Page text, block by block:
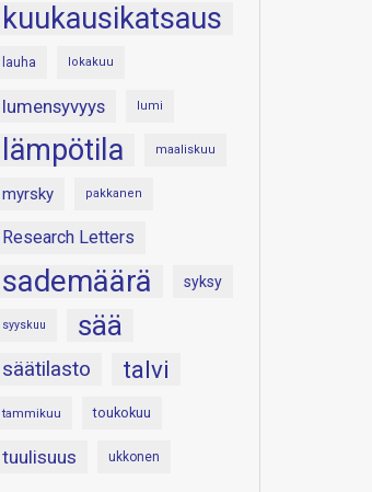
kuukausikatsaus
lauha lokakuu
lumensyvyys lumi
lämpötila maaliskuu
myrsky pakkanen
Research Letters
sademäärä syksy
syyskuu sää
säätilasto talvi
tammikuu toukokuu
tuulisuus ukkonen